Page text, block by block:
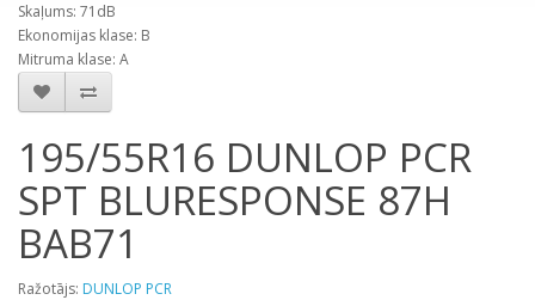
Skaļums: 71dB
Ekonomijas klase: B
Mitruma klase: A
195/55R16 DUNLOP PCR
SPT BLURESPONSE 87H
BAB71
Ražotājs: DUNLOP PCR